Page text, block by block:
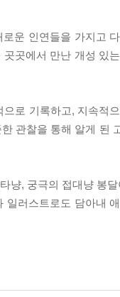
운 인연들을 가지고
곳에서 만난 개성 있
로 기록하고, 지속적
관찰을 통해 알게 된
냥, 궁극의 접대냥 봉달
일러스트로도 담아내